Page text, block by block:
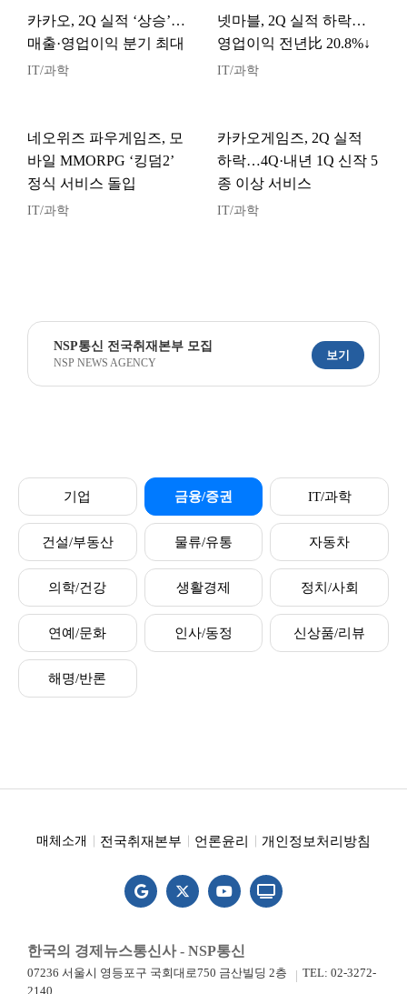
카카오, 2Q 실적 ‘상승’…
매출·영업이익 분기 최대
IT/과학
넷마블, 2Q 실적 하락…
영업이익 전년比 20.8%↓
IT/과학
네오위즈 파우게임즈, 모
바일 MMORPG ‘킹덤2’
정식 서비스 돌입
IT/과학
카카오게임즈, 2Q 실적
하락…4Q·내년 1Q 신작 5
종 이상 서비스
IT/과학
NSP통신 전국취재본부 모집
NSP NEWS AGENCY
보기
기업 금융/증권 IT/과학
건설/부동산 물류/유통 자동차
의학/건강 생활경제 정치/사회
연예/문화 인사/동정 신상품/리뷰
해명/반론
매체소개 전국취재본부 언론윤리 개인정보처리방침
한국의 경제뉴스통신사 - NSP통신
07236 서울시 영등포구 국회대로750 금산빌딩 2층
TEL: 02-3272-
2140